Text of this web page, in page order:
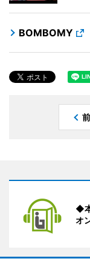
BOMBOMY
◆
オ